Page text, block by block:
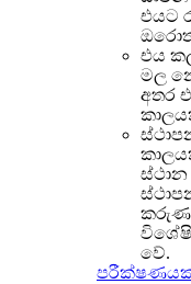
එයට
එය
මල
අතර
වේ.